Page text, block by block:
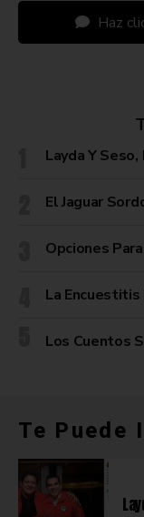
Haz
Layda Y
El Jaguar
Opciones
La
Los Cuentos
Te Puede